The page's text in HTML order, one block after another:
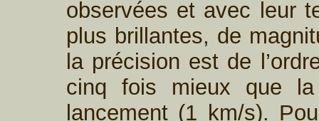
observées et avec leur
plus brillantes, de
la précision est de
cinq fois mieux que
lancement (1 km/s).